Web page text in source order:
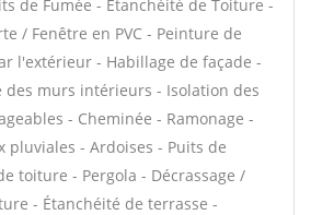
de Fumée - Étanchéité de Toiture -
/ Fenêtre en PVC - Peinture de
l'extérieur - Habillage de façade -
murs intérieurs - Isolation des
- Cheminée - Ramonage -
pluviales - Ardoises - Puits de
toiture - Pergola - Décrassage /
- Étanchéité de terrasse -